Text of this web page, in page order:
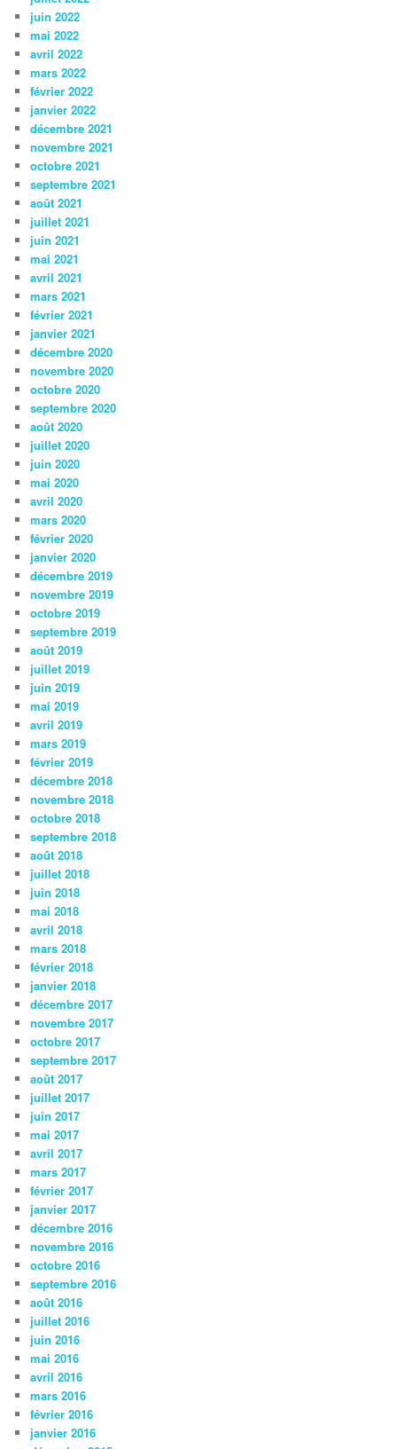
juin 2022
mai 2022
avril 2022
mars 2022
février 2022
janvier 2022
décembre 2021
novembre 2021
octobre 2021
septembre 2021
août 2021
juillet 2021
juin 2021
mai 2021
avril 2021
mars 2021
février 2021
janvier 2021
décembre 2020
novembre 2020
octobre 2020
septembre 2020
août 2020
juillet 2020
juin 2020
mai 2020
avril 2020
mars 2020
février 2020
janvier 2020
décembre 2019
novembre 2019
octobre 2019
septembre 2019
août 2019
juillet 2019
juin 2019
mai 2019
avril 2019
mars 2019
février 2019
décembre 2018
novembre 2018
octobre 2018
septembre 2018
août 2018
juillet 2018
juin 2018
mai 2018
avril 2018
mars 2018
février 2018
janvier 2018
décembre 2017
novembre 2017
octobre 2017
septembre 2017
août 2017
juillet 2017
juin 2017
mai 2017
avril 2017
mars 2017
février 2017
janvier 2017
décembre 2016
novembre 2016
octobre 2016
septembre 2016
août 2016
juillet 2016
juin 2016
mai 2016
avril 2016
mars 2016
février 2016
janvier 2016